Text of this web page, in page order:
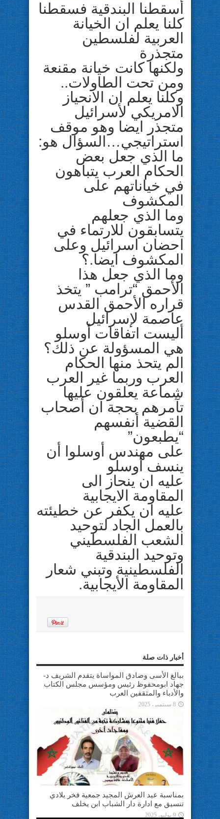
أسقطنا البندقية فسقطنا
كلنا يعلم ان الخيانة
العربية لفلسطين
متجذرة
ولكنها كانت خيانة مقنعة
ومن تحت الطاولات..
وكلنا يعلم ان الانحياز
الامريكي لأسرائيل
متجذر ايضا وهو موقف
استراتيجي…السؤال هو:
ما الذي جعل بعض
الحكام العرب يتباهون
في خياناتهم على
المكشوف
وما الذي جعلهم
يتسابقون للارتماء في
احضان اسرائيل وعلى
المكشوف ايضا.؟
وما الذي جعل هذا
الأحمق “ترامب ” يتخذ
قراره الأحمق القدس
عاصمة لإسرائيل
أليست اتفاقات أوسلو
هي المسؤولة عن ذلك؟
الم يتحذ منها الحكام
العرب وربما غير العرب
شماعة يعلقون عليها
تآمرهم بحجة ان أصحاب
القضية أنفسهم
“يطبعون”
على مهندس أوسلوا أن
ينسف أوسلو
عليه ان ينحاز الى
المقاومة الايجابية
عليه ان يكفر عن خطيئته
بالعمل الجاد لتوحيد
الشعب الفلسطيني
وتوحيد البندقية
الفلسطينية وتبني شعار
المقاومة الأيجابية.
أخبار ذات صلة
ببالغ الأسى وصادق المواساة يتقدم الشريف د-
جهاد ابومحفوظ رئيس ومؤسس مجلس الكتاب
والأدباء والمثقفين العرب
8 سبتمبر، 2025
بمناسبة عيد العرش المجيد جمعية فخر بلادي
تنسيق مع ادارة دار الشباب ابن يخلف
9 يوليو، 2025